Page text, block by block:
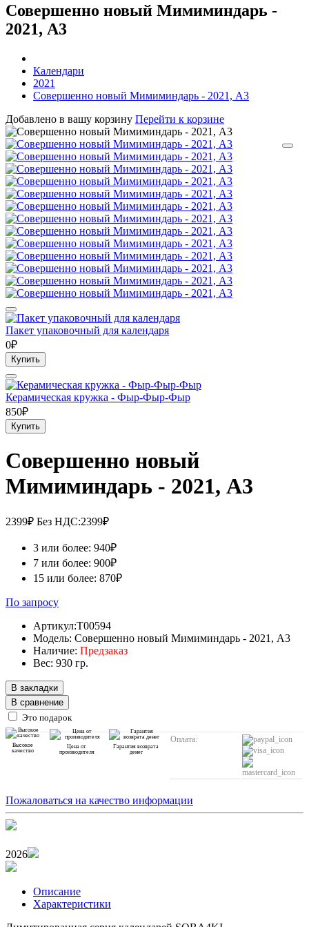
Совершенно новый Мимиминдарь -
2021, А3
Календари
2021
Совершенно новый Мимиминдарь - 2021, А3
Добавлено в вашу корзину Перейти к корзине
Пакет упаковочный для календаря
0₽
Купить
Керамическая кружка - Фыр-Фыр-Фыр
850₽
Купить
Совершенно новый
Мимиминдарь - 2021, А3
2399₽ Без НДС:2399₽
3 или более: 940₽
7 или более: 900₽
15 или более: 870₽
По запросу
Артикул:T00594
Модель: Совершенно новый Мимиминдарь - 2021, А3
Наличие: Предзаказ
Вес: 930 гр.
В закладки
В сравнение
Это подарок
Высокое
качество
Цена от
производителя
Гарантия возврата
денег
Оплата:
Пожаловаться на качество информации
2026
Описание
Характеристики